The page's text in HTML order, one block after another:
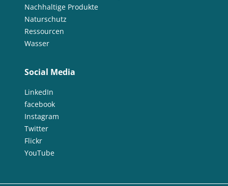
Nachhaltige Produkte
Naturschutz
Ressourcen
Wasser
Social Media
LinkedIn
facebook
Instagram
Twitter
Flickr
YouTube